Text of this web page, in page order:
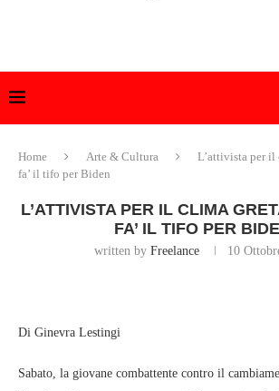
Home Arte & Cultura
L’attivista per il
fa’ il tifo per Biden
L’ATTIVISTA PER IL CLIMA
FA’ IL TIFO PER
written by Freelance 10
Di Ginevra Lestingi
Sabato, la giovane combattente contro il